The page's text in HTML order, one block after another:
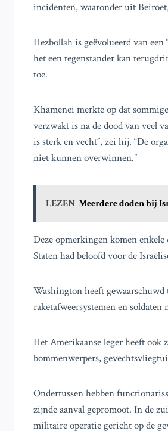
incidenten, waaronder uit
Hezbollah is geëvolueerd van een
het een tegenstander kan
toe.
Khamenei merkte op dat
verzwakt is na de dood van veel
is sterk en vecht”, zei hij. “De
niet kunnen overwinnen.”
LEZEN Meerdere doden bij
Deze opmerkingen komen enkele
Staten had beloofd voor de
Washington heeft gewaarschuwd
raketafweersystemen en soldaten
Het Amerikaanse leger heeft
bommenwerpers,
Ondertussen hebben
zijnde aanval gepromoot. In de
militaire operatie gericht op de